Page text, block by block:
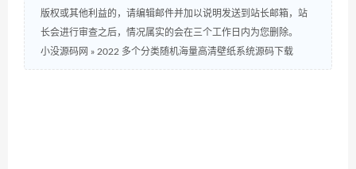
版权或其他利益的，请编辑邮件并加以说明发送到站长邮箱，站
长会进行审查之后，情况属实的会在三个工作日内为您删除。
小没源码网 » 2022 多个分类随机海量高清壁纸系统源码下载